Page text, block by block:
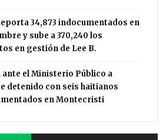
34,873 indocumentados en
y sube a 370,240 los
en gestión de Lee B.
ante el Ministerio Público a
detenido con seis haitianos
en Montecristi